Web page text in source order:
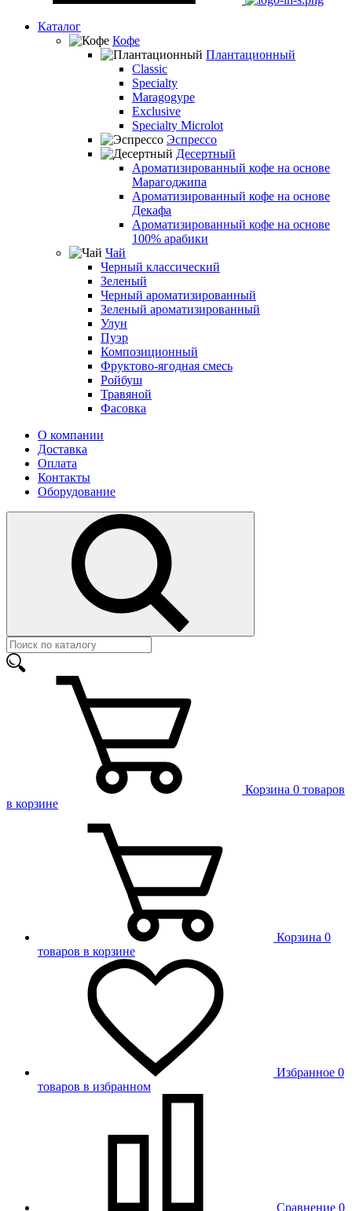
Каталог
Кофе
Плантационный
Classic
Specialty
Maragogype
Exclusive
Specialty Microlot
Эспрессо
Десертный
Ароматизированный кофе на основе
Марагоджипа
Ароматизированный кофе на основе
Декафа
Ароматизированный кофе на основе
100% арабики
Чай
Черный классический
Зеленый
Черный ароматизированный
Зеленый ароматизированный
Улун
Пуэр
Композиционный
Фруктово-ягодная смесь
Ройбуш
Травяной
Фасовка
О компании
Доставка
Оплата
Контакты
Оборудование
Корзина 0 товаров
в корзине
Корзина 0
товаров в корзине
Избранное 0
товаров в избранном
Сравнение 0